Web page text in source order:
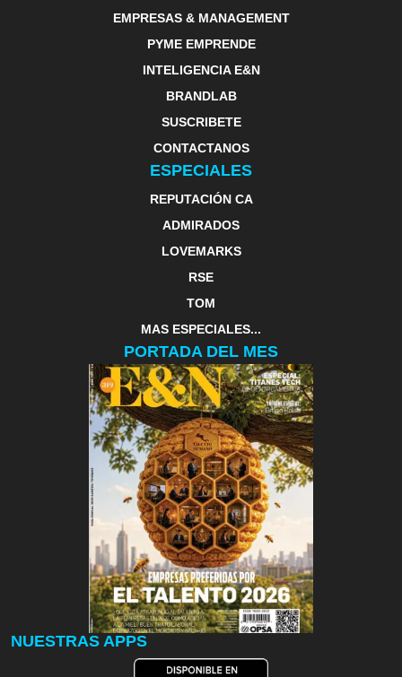
EMPRESAS & MANAGEMENT
PYME EMPRENDE
INTELIGENCIA E&N
BRANDLAB
SUSCRIBETE
CONTACTANOS
ESPECIALES
REPUTACIÓN CA
ADMIRADOS
LOVEMARKS
RSE
TOM
MAS ESPECIALES...
PORTADA DEL MES
NUESTRAS APPS